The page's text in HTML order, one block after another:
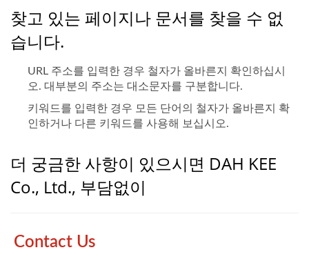
찾고 있는 페이지나 문서를 찾을 수 없
습니다.
URL 주소를 입력한 경우 철자가 올바른지 확인하십시
오. 대부분의 주소는 대소문자를 구분합니다.
키워드를 입력한 경우 모든 단어의 철자가 올바른지 확
인하거나 다른 키워드를 사용해 보십시오.
더 궁금한 사항이 있으시면 DAH KEE
Co., Ltd., 부담없이